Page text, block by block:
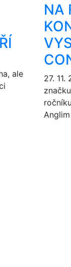
ale
NA
27. 11.